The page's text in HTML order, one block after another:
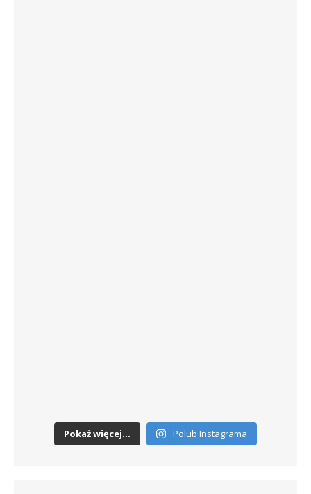
Pokaż więcej... Polub Instagrama